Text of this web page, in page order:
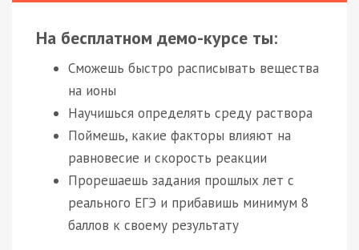
На бесплатном демо-курсе ты:
Сможешь быстро расписывать вещества
на ионы
Научишься определять среду раствора
Поймешь, какие факторы влияют на
равновесие и скорость реакции
Прорешаешь задания прошлых лет с
реального ЕГЭ и прибавишь минимум 8
баллов к своему результату